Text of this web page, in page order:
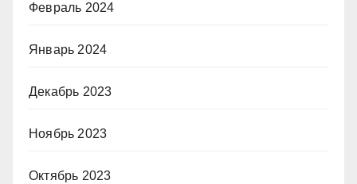
Февраль 2024
Январь 2024
Декабрь 2023
Ноябрь 2023
Октябрь 2023